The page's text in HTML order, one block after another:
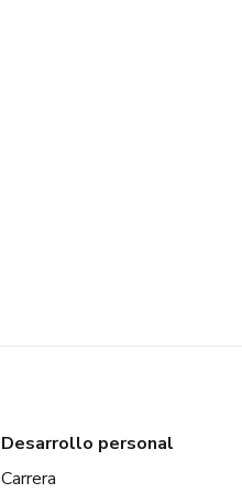
Desarrollo personal
Carrera